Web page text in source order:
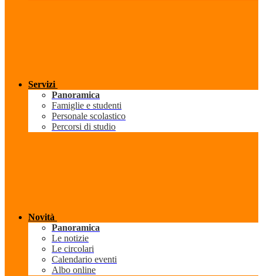
Servizi
Panoramica
Famiglie e studenti
Personale scolastico
Percorsi di studio
Novità
Panoramica
Le notizie
Le circolari
Calendario eventi
Albo online